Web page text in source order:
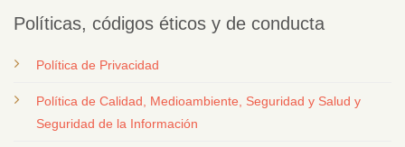
Políticas, códigos éticos y de conducta
Política de Privacidad
Política de Calidad, Medioambiente, Seguridad y Salud y
Seguridad de la Información